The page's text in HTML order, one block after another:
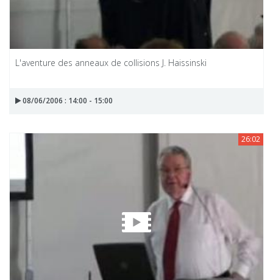
L'aventure des anneaux de collisions J. Haissinski
08/06/2006 : 14:00 - 15:00
26:02